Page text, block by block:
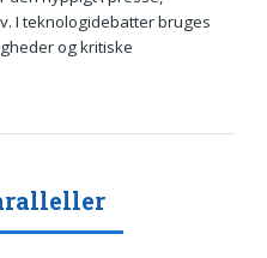
I teknologidebatter bruges
og kritiske